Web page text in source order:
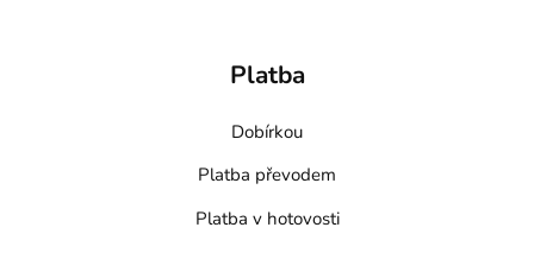
Platba
Dobírkou
Platba převodem
Platba v hotovosti